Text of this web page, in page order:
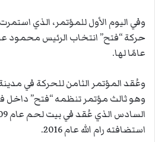
وفي اليوم الأول للمؤتمر، الذي
حركة “فتح” انتخاب الرئيس محمود
عامًا لها.
وعُقد المؤتمر الثامن للحركة في مدينة
وهو ثالث مؤتمر تنظمه “فتح” داخل
استضافته رام الله عام 2016.